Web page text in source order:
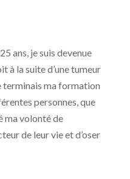
ans, je suis devenue
à la suite d’une tumeur
terminais ma formation
personnes, que
ma volonté de
de leur vie et d’oser